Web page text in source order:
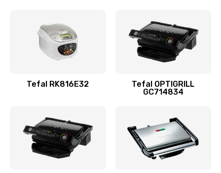
Tefal RK816E32
Tefal OPTIGRILL
GC714834